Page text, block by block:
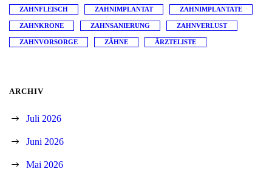
ZAHNFLEISCH ZAHNIMPLANTAT ZAHNIMPLANTATE
ZAHNKRONE ZAHNSANIERUNG ZAHNVERLUST
ZAHNVORSORGE ZÄHNE ÄRZTELISTE
ARCHIV
Juli 2026
Juni 2026
Mai 2026